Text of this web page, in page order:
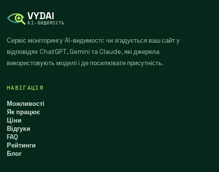
VYDAI
AI-ВИДИМІСТЬ
Сервіс моніторингу AI-видимості: чи згадується ваш сайт у
відповідях ChatGPT, Gemini та Claude, які джерела
використовують моделі і де посилювати присутність.
НАВІГАЦІЯ
Можливості
Як працює
Ціни
Відгуки
FAQ
Рейтинги
Блог